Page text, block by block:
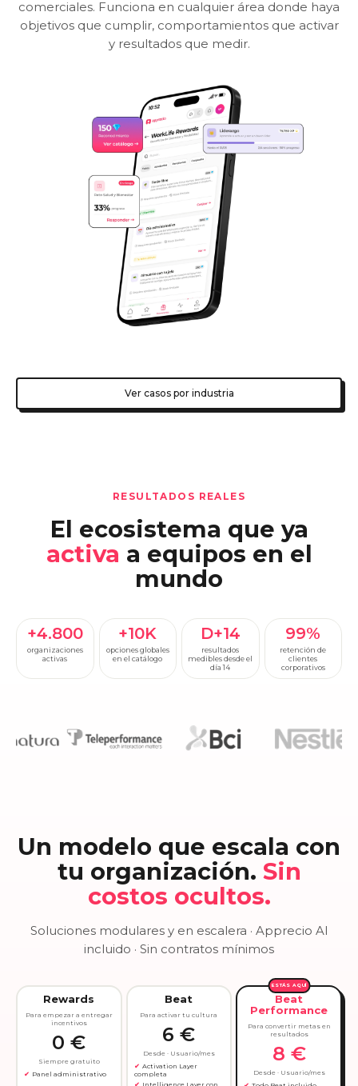
comerciales. Funciona en cualquier área donde haya
objetivos que cumplir, comportamientos que activar
y resultados que medir.
Ver casos por industria
RESULTADOS REALES
El ecosistema que ya
activa a equipos en el
mundo
+4.800
organizaciones
activas
+10K
opciones globales
en el catálogo
D+14
resultados
medibles desde el
día 14
99%
retención de
clientes
corporativos
Un modelo que escala con
tu organización. Sin
costos ocultos.
Soluciones modulares y en escalera · Apprecio AI
incluido · Sin contratos mínimos
Rewards
Para empezar a entregar
incentivos
0 €
Siempre gratuito
Panel administrativo
Beat
Para activar tu cultura
6 €
Desde · Usuario/mes
Activation Layer
completa
Intelligence Layer con
ESTÁS AQUÍ
Beat
Performance
Para convertir metas en
resultados
8 €
Desde · Usuario/mes